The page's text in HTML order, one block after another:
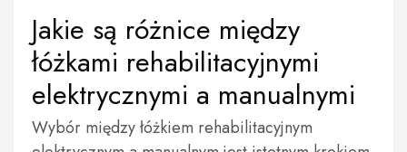
Jakie są różnice między
łóżkami rehabilitacyjnymi
elektrycznymi a manualnymi
Wybór między łóżkiem rehabilitacyjnym